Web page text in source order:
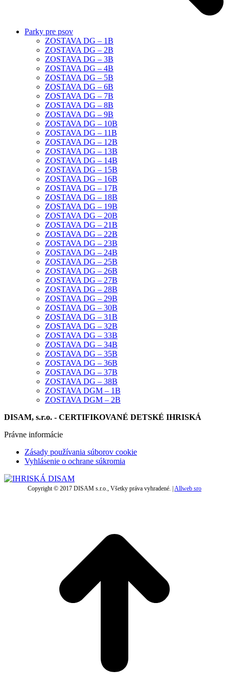
Parky pre psov
ZOSTAVA DG – 1B
ZOSTAVA DG – 2B
ZOSTAVA DG – 3B
ZOSTAVA DG – 4B
ZOSTAVA DG – 5B
ZOSTAVA DG – 6B
ZOSTAVA DG – 7B
ZOSTAVA DG – 8B
ZOSTAVA DG – 9B
ZOSTAVA DG – 10B
ZOSTAVA DG – 11B
ZOSTAVA DG – 12B
ZOSTAVA DG – 13B
ZOSTAVA DG – 14B
ZOSTAVA DG – 15B
ZOSTAVA DG – 16B
ZOSTAVA DG – 17B
ZOSTAVA DG – 18B
ZOSTAVA DG – 19B
ZOSTAVA DG – 20B
ZOSTAVA DG – 21B
ZOSTAVA DG – 22B
ZOSTAVA DG – 23B
ZOSTAVA DG – 24B
ZOSTAVA DG – 25B
ZOSTAVA DG – 26B
ZOSTAVA DG – 27B
ZOSTAVA DG – 28B
ZOSTAVA DG – 29B
ZOSTAVA DG – 30B
ZOSTAVA DG – 31B
ZOSTAVA DG – 32B
ZOSTAVA DG – 33B
ZOSTAVA DG – 34B
ZOSTAVA DG – 35B
ZOSTAVA DG – 36B
ZOSTAVA DG – 37B
ZOSTAVA DG – 38B
ZOSTAVA DGM – 1B
ZOSTAVA DGM – 2B
DISAM, s.r.o. - CERTIFIKOVANÉ DETSKÉ IHRISKÁ
Právne informácie
Zásady používania súborov cookie
Vyhlásenie o ochrane súkromia
Copyright © 2017 DISAM s.r.o., Všetky práva vyhradené. |Allweb sro